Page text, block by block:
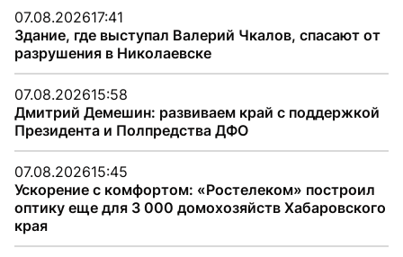
07.08.202617:41
Здание, где выступал Валерий Чкалов, спасают от
разрушения в Николаевске
07.08.202615:58
Дмитрий Демешин: развиваем край с поддержкой
Президента и Полпредства ДФО
07.08.202615:45
Ускорение с комфортом: «Ростелеком» построил
оптику еще для 3 000 домохозяйств Хабаровского
края